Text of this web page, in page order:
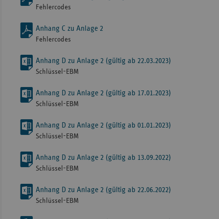
Fehlercodes
Anhang C zu Anlage 2
Fehlercodes
Anhang D zu Anlage 2 (gültig ab 22.03.2023)
Schlüssel-EBM
Anhang D zu Anlage 2 (gültig ab 17.01.2023)
Schlüssel-EBM
Anhang D zu Anlage 2 (gültig ab 01.01.2023)
Schlüssel-EBM
Anhang D zu Anlage 2 (gültig ab 13.09.2022)
Schlüssel-EBM
Anhang D zu Anlage 2 (gültig ab 22.06.2022)
Schlüssel-EBM